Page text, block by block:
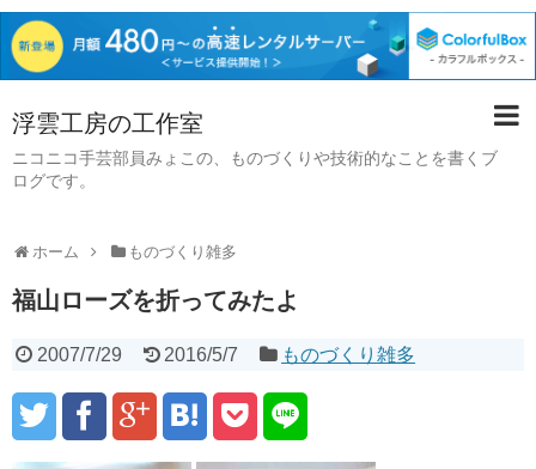
浮雲工房の工作室
ニコニコ手芸部員みょこの、ものづくりや技術的なことを書くブ
ログです。
ホーム ものづくり雑多
福山ローズを折ってみたよ
2007/7/29 2016/5/7 ものづくり雑多